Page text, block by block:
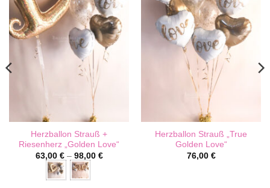
Herzballon Strauß +
Riesenherz „Golden Love“
63,00 €– 98,00 €
Herzballon Strauß „True
Golden Love“
76,00 €